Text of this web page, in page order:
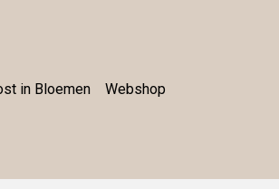
in Bloemen Webshop